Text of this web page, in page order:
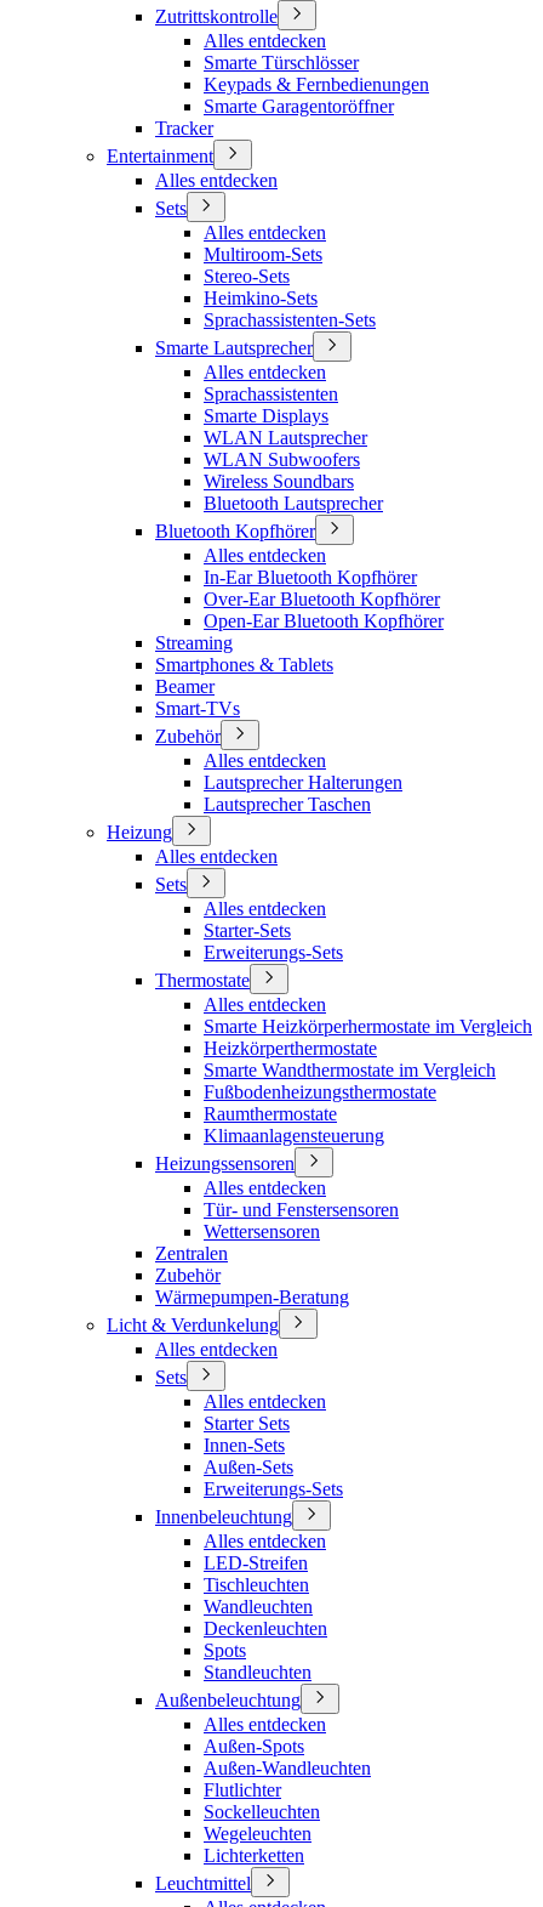
Zutrittskontrolle
Alles entdecken
Smarte Türschlösser
Keypads & Fernbedienungen
Smarte Garagentoröffner
Tracker
Entertainment
Alles entdecken
Sets
Alles entdecken
Multiroom-Sets
Stereo-Sets
Heimkino-Sets
Sprachassistenten-Sets
Smarte Lautsprecher
Alles entdecken
Sprachassistenten
Smarte Displays
WLAN Lautsprecher
WLAN Subwoofers
Wireless Soundbars
Bluetooth Lautsprecher
Bluetooth Kopfhörer
Alles entdecken
In-Ear Bluetooth Kopfhörer
Over-Ear Bluetooth Kopfhörer
Open-Ear Bluetooth Kopfhörer
Streaming
Smartphones & Tablets
Beamer
Smart-TVs
Zubehör
Alles entdecken
Lautsprecher Halterungen
Lautsprecher Taschen
Heizung
Alles entdecken
Sets
Alles entdecken
Starter-Sets
Erweiterungs-Sets
Thermostate
Alles entdecken
Smarte Heizkörperhermostate im Vergleich
Heizkörperthermostate
Smarte Wandthermostate im Vergleich
Fußbodenheizungsthermostate
Raumthermostate
Klimaanlagensteuerung
Heizungssensoren
Alles entdecken
Tür- und Fenstersensoren
Wettersensoren
Zentralen
Zubehör
Wärmepumpen-Beratung
Licht & Verdunkelung
Alles entdecken
Sets
Alles entdecken
Starter Sets
Innen-Sets
Außen-Sets
Erweiterungs-Sets
Innenbeleuchtung
Alles entdecken
LED-Streifen
Tischleuchten
Wandleuchten
Deckenleuchten
Spots
Standleuchten
Außenbeleuchtung
Alles entdecken
Außen-Spots
Außen-Wandleuchten
Flutlichter
Sockelleuchten
Wegeleuchten
Lichterketten
Leuchtmittel